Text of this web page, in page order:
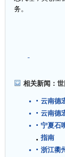
务。
相关新闻：
云南德
云南德
宁夏石
指南
浙江衢